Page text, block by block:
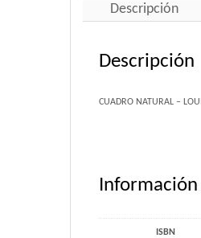
Descripción
Descripción
CUADRO NATURAL –
ISBN